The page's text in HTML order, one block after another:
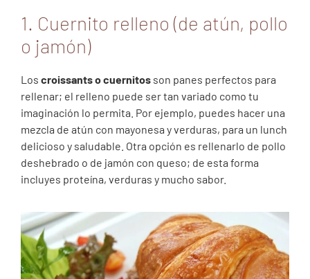
1. Cuernito relleno (de atún, pollo
o jamón)
Los croissants o cuernitos son panes perfectos para
rellenar; el relleno puede ser tan variado como tu
imaginación lo permita. Por ejemplo, puedes hacer una
mezcla de atún con mayonesa y verduras, para un lunch
delicioso y saludable. Otra opción es rellenarlo de pollo
deshebrado o de jamón con queso; de esta forma
incluyes proteína, verduras y mucho sabor.